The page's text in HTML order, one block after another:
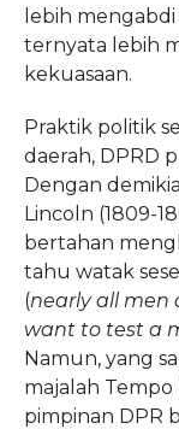
lebih
ternyata lebih
kekuasaan.
Praktik politik
daerah, DPRD
Dengan
Lincoln (1809-
bertahan
tahu watak
(nearly all men
want to test a
Namun, yang
majalah
pimpinan DPR